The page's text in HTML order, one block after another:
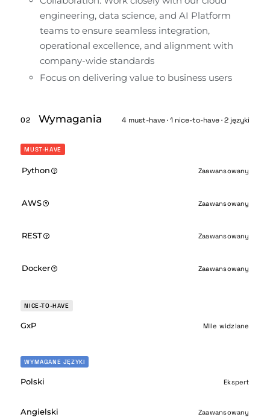
engineering, data science, and AI Platform
teams to ensure seamless integration,
operational excellence, and alignment with
company-wide standards
Focus on delivering value to business users
02 Wymagania 4 must-have · 1 nice-to-have · 2 języki
MUST-HAVE
Python Zaawansowany
AWS Zaawansowany
REST Zaawansowany
Docker Zaawansowany
NICE-TO-HAVE
GxP Mile widziane
WYMAGANE JĘZYKI
Polski Ekspert
Angielski Zaawansowany